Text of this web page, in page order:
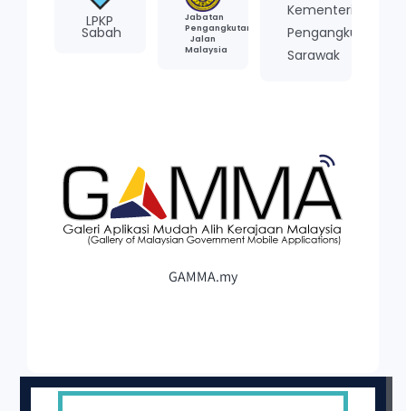
LPKP
Sabah
Jabatan
Pengangkutan
Jalan
Malaysia
Kementerian
Pengangkutan
Sarawak
GAMMA.my